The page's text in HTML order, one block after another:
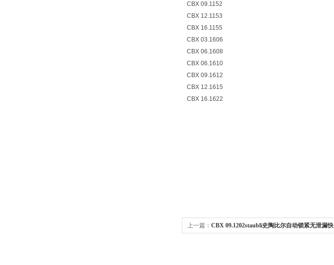
CBX 09.1152
CBX 12.1153
CBX 16.1155
CBX 03.1606
CBX 06.1608
CBX 06.1610
CBX 09.1612
CBX 12.1615
CBX 16.1622
上一篇： CBX 09.1202staubli史陶比尔自动锁紧无泄漏快